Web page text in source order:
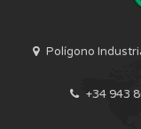
Polígono
+34 943